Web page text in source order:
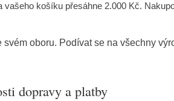
košíku přesáhne 2.000 Kč.
oboru. Podívat se na všechny
dopravy a platby